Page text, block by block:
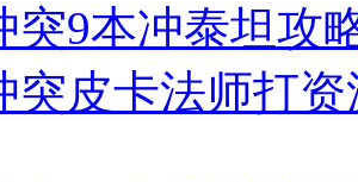
突9本冲泰坦攻
突皮卡法师打